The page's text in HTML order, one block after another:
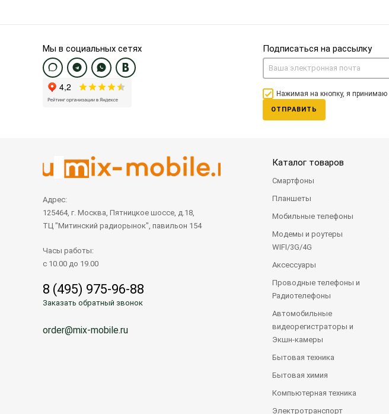
Мы в социальных сетях Подписаться на рассылку
Нажимая на кнопку, я принимаю
ОТПРАВИТЬ
Адрес:
125464, г. Москва, Пятницкое шоссе, д.18,
ТЦ "Митинский радиорынок", павильон 154
Часы работы:
с 10.00 до 19.00
8 (495) 975-96-88
Заказать обратный звонок
order@mix-mobile.ru
Каталог товаров
Смартфоны
Планшеты
Мобильные телефоны
Модемы и роутеры
WIFI/3G/4G
Аксессуары
Проводные телефоны и
Радиотелефоны
Автомобильные
видеорегистраторы и
Экшн-камеры
Бытовая техника
Бытовая химия
Компьютерная техника
Электротранспорт